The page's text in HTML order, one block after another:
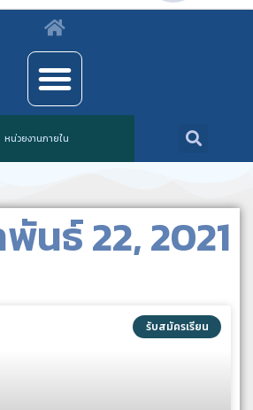
หน่วยงานภายใน
นธ์ 22, 2021
รับสมัครเรียน